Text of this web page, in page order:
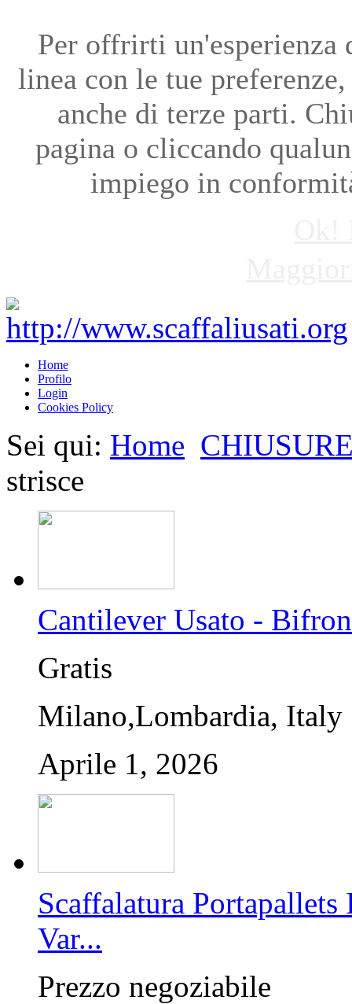
Per offrirti un'esperienza
linea con le tue
anche di terze parti.
pagina o cliccando
impiego in
Home
Profilo
Login
Cookies Policy
Sei qui: Home
strisce
Cantilever Usato -
Gratis
Milano,Lombardia, Italy
Aprile 1, 2026
Scaffalatura
Var...
Prezzo negoziabile